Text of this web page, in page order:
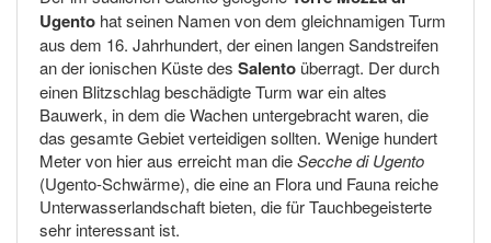
Ugento hat seinen Namen von dem gleichnamigen Turm
aus dem 16. Jahrhundert, der einen langen Sandstreifen
an der ionischen Küste des Salento überragt. Der durch
einen Blitzschlag beschädigte Turm war ein altes
Bauwerk, in dem die Wachen untergebracht waren, die
das gesamte Gebiet verteidigen sollten. Wenige hundert
Meter von hier aus erreicht man dieSecche di Ugento
(Ugento-Schwärme), die eine an Flora und Fauna reiche
Unterwasserlandschaft bieten, die für Tauchbegeisterte
sehr interessant ist.